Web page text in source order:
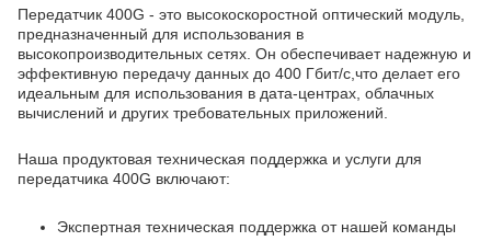
Передатчик 400G - это высокоскоростной оптический модуль,
предназначенный для использования в
высокопроизводительных сетях. Он обеспечивает надежную и
эффективную передачу данных до 400 Гбит/с,что делает его
идеальным для использования в дата-центрах, облачных
вычислений и других требовательных приложений.
Наша продуктовая техническая поддержка и услуги для
передатчика 400G включают:
Экспертная техническая поддержка от нашей команды